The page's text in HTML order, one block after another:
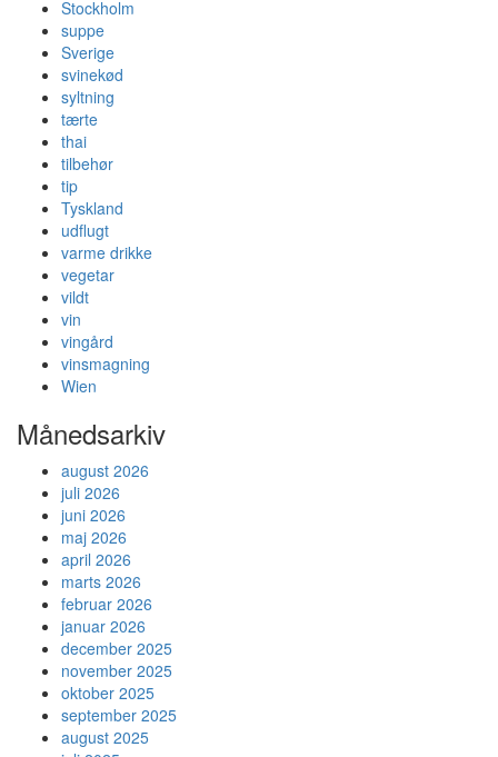
Stockholm
suppe
Sverige
svinekød
syltning
tærte
thai
tilbehør
tip
Tyskland
udflugt
varme drikke
vegetar
vildt
vin
vingård
vinsmagning
Wien
Månedsarkiv
august 2026
juli 2026
juni 2026
maj 2026
april 2026
marts 2026
februar 2026
januar 2026
december 2025
november 2025
oktober 2025
september 2025
august 2025